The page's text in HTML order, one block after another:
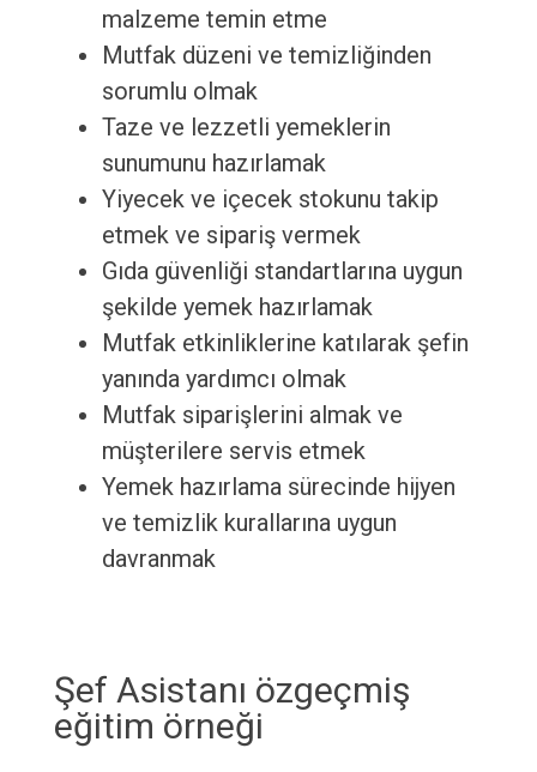
malzeme temin etme
Mutfak düzeni ve temizliğinden
sorumlu olmak
Taze ve lezzetli yemeklerin
sunumunu hazırlamak
Yiyecek ve içecek stokunu takip
etmek ve sipariş vermek
Gıda güvenliği standartlarına uygun
şekilde yemek hazırlamak
Mutfak etkinliklerine katılarak şefin
yanında yardımcı olmak
Mutfak siparişlerini almak ve
müşterilere servis etmek
Yemek hazırlama sürecinde hijyen
ve temizlik kurallarına uygun
davranmak
Şef Asistanı özgeçmiş
eğitim örneği